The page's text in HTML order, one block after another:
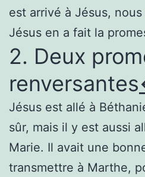
est arrivé à Jésus,
Jésus en a fait la
2. Deux
renversantes
Jésus est allé à
sûr, mais il y est aussi
Marie. Il avait une
transmettre à Marthe,